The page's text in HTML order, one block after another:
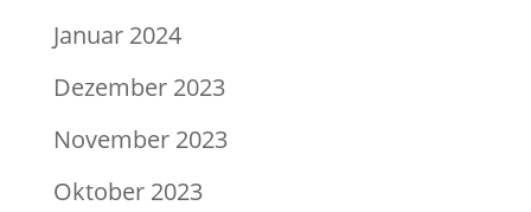
Januar 2024
Dezember 2023
November 2023
Oktober 2023